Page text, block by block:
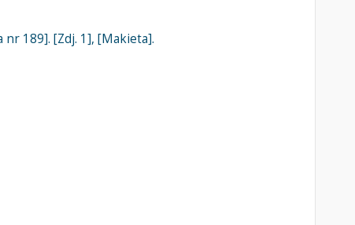
nr 189]. [Zdj. 1], [Makieta].